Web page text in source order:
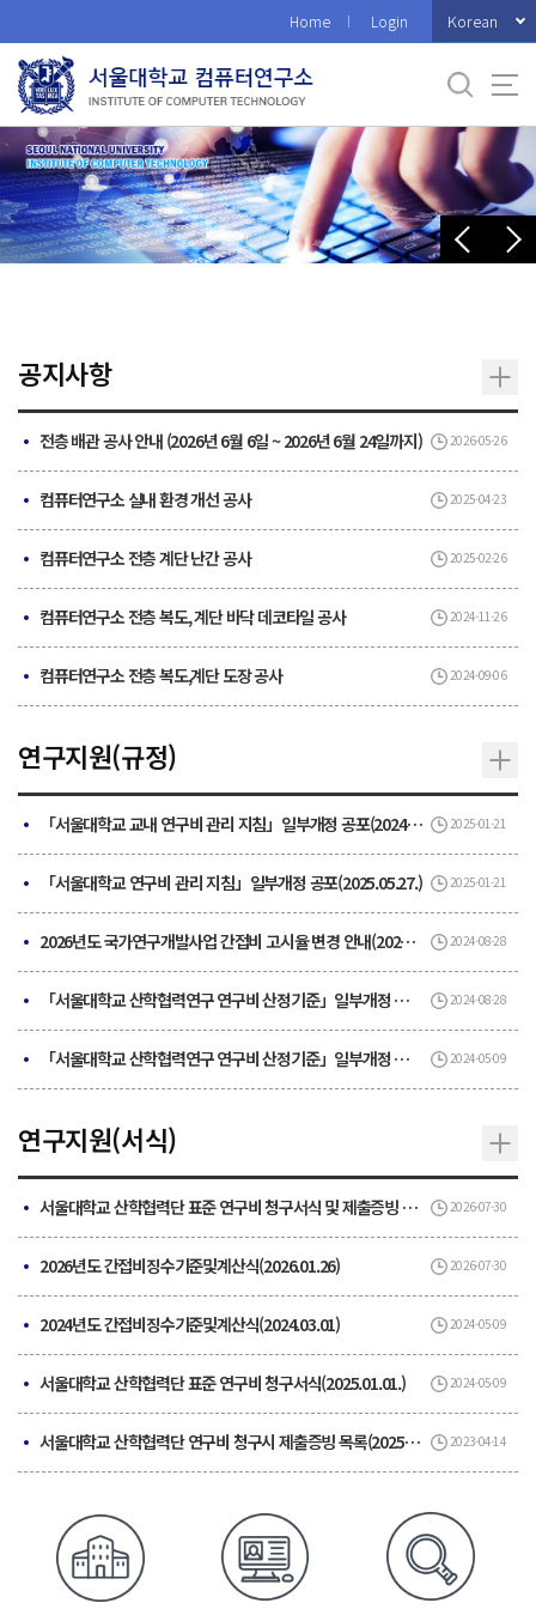
로
메
뉴
Home Login Korean
공지사항
전층 배관 공사 안내 (2026년 6월 6일 ~ 2026년 6월 24일까지) 2026-05-26
컴퓨터연구소 실내 환경 개선 공사 2025-04-23
컴퓨터연구소 전층 계단 난간 공사 2025-02-26
컴퓨터연구소 전층 복도, 계단 바닥 데코타일 공사 2024-11-26
컴퓨터연구소 전층 복도,계단 도장 공사 2024-09-06
연구지원(규정)
「서울대학교 교내 연구비 관리 지침」일부개정 공포(2024.12.02.) 2025-01-21
「서울대학교 연구비 관리 지침」일부개정 공포(2025.05.27.) 2025-01-21
2026년도 국가연구개발사업 간접비 고시율 변경 안내(2026.01.26.) 2024-08-28
「서울대학교 산학협력연구 연구비 산정기준」일부개정 공포(2025.10.20.) 2024-08-28
「서울대학교 산학협력연구 연구비 산정기준」일부개정 공포(2023.09.01) 2024-05-09
연구지원(서식)
서울대학교 산학협력단 표준 연구비 청구서식 및 제출증빙 목록(2026.07.07.) 2026-07-30
2026년도 간접비징수기준및계산식(2026.01.26) 2026-07-30
2024년도 간접비징수기준및계산식(2024.03.01) 2024-05-09
서울대학교 산학협력단 표준 연구비 청구서식(2025.01.01.) 2024-05-09
서울대학교 산학협력단 연구비 청구시 제출증빙 목록(2025.06.17.) 2023-04-14